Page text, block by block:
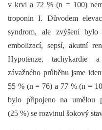
v krvi a 72 % (n = 100)
troponin I. Důvodem
syndrom, ale zvýšení
embolizací, sepsí, akutní
Hypotenze, tachykardie
závažného průběhu jsme
55 % (n = 76) a 77 % (n =
bylo připojeno na umělou
(25 %) se rozvinul šokový